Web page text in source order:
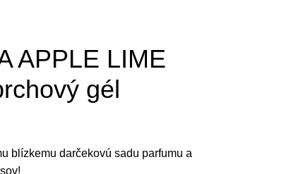
APPLE LIME
gél
blízkemu darčekovú sadu parfumu a